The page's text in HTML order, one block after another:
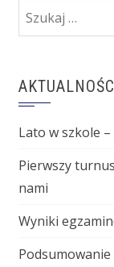
Szukaj:
Lato w szkole
Pierwszy
nami
Wyniki